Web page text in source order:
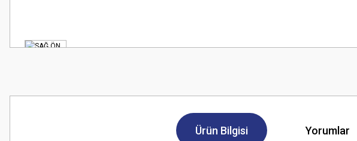
Ürün Bilgisi Yorumlar